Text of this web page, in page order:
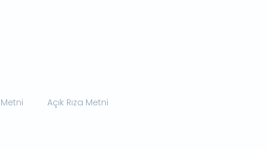
Açık Rıza Metni